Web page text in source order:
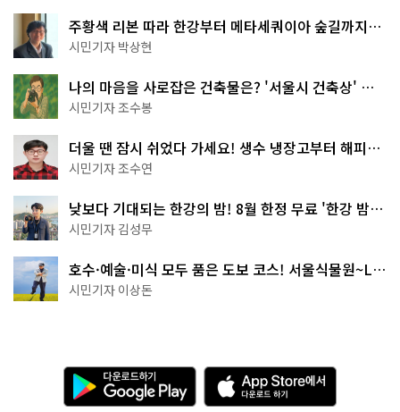
주황색 리본 따라 한강부터 메타세쿼이아 숲길까지…
서울둘레길 15코스
시민기자 박상현
나의 마음을 사로잡은 건축물은? '서울시 건축상' 수
상작 공개!
시민기자 조수봉
더울 땐 잠시 쉬었다 가세요! 생수 냉장고부터 해피소
·무더위쉼터까지
시민기자 조수연
낮보다 기대되는 한강의 밤! 8월 한정 무료 '한강 밤
핑' 예약은?
시민기자 김성무
호수·예술·미식 모두 품은 도보 코스! 서울식물원~LG
아트센터~마곡테라스거리
시민기자 이상돈
다
운
로
A
p
p